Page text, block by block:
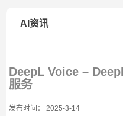
AI资讯
DeepL Voice –
服务
发布时间： 2025-3-14